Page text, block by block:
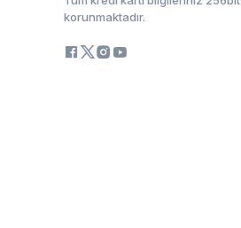
korunmaktadır.